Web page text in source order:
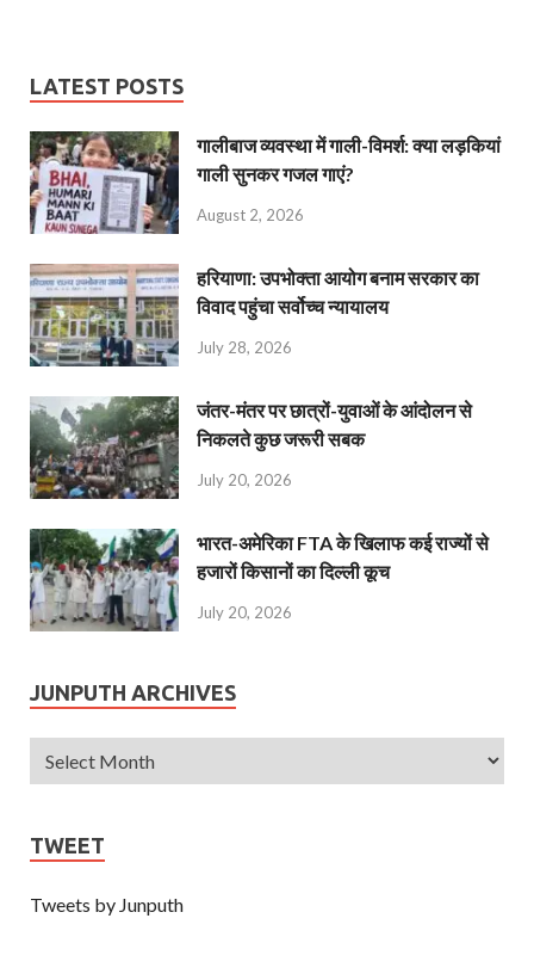
LATEST POSTS
गालीबाज व्‍यवस्‍था में गाली-विमर्श: क्या लड़कियां
गाली सुनकर गजल गाएं?
August 2, 2026
हरियाणा: उपभोक्ता आयोग बनाम सरकार का
विवाद पहुंचा सर्वोच्च न्यायालय
July 28, 2026
जंतर-मंतर पर छात्रों-युवाओं के आंदोलन से
निकलते कुछ जरूरी सबक
July 20, 2026
भारत-अमेरिका FTA के खिलाफ कई राज्यों से
हजारों किसानों का दिल्ली कूच
July 20, 2026
JUNPUTH ARCHIVES
TWEET
Tweets by Junputh